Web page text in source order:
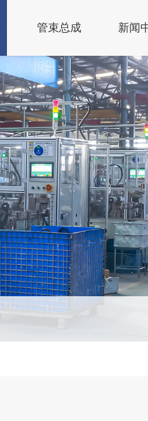
管束总成 新闻